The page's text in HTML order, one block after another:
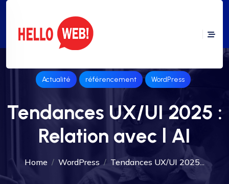
Actualité référencement WordPress
Tendances UX/UI 2025 :
Relation avec l AI
Home WordPress Tendances UX/UI 2025...